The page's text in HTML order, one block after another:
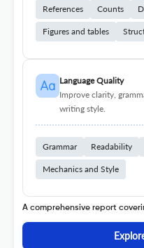
References Counts
Figures and tables
Language Quality
Improve clarity,
writing style.
Grammar Readability
Mechanics and Style
A comprehensive report